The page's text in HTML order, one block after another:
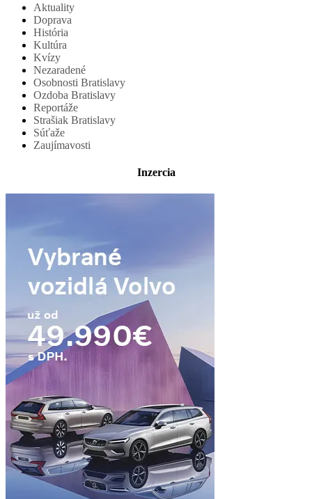
Aktuality
Doprava
História
Kultúra
Kvízy
Nezaradené
Osobnosti Bratislavy
Ozdoba Bratislavy
Reportáže
Strašiak Bratislavy
Súťaže
Zaujímavosti
Inzercia